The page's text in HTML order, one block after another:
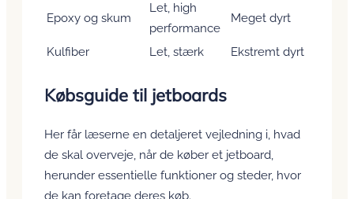
Epoxy og skum
Let, high
performance
Meget dyrt
Kulfiber Let, stærk Ekstremt dyrt
Købsguide til jetboards
Her får læserne en detaljeret vejledning i, hvad
de skal overveje, når de køber et jetboard,
herunder essentielle funktioner og steder, hvor
de kan foretage deres køb.